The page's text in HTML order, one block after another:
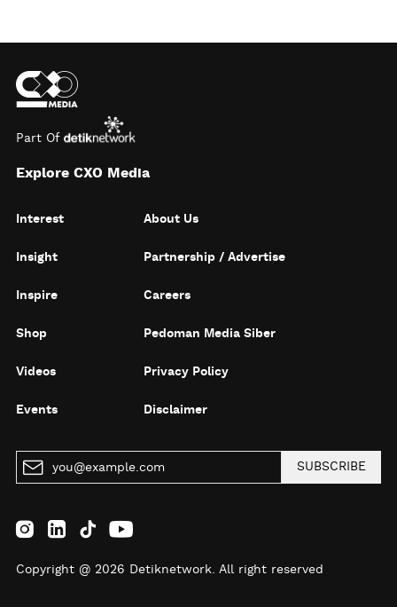
Part Of
Explore CXO Media
Interest
Insight
Inspire
Shop
Videos
Events
About Us
Partnership / Advertise
Careers
Pedoman Media Siber
Privacy Policy
Disclaimer
SUBSCRIBE
Copyright @ 2026 Detiknetwork. All right reserved